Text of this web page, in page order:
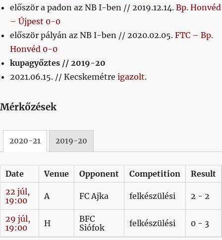
először a padon az NB I-ben // 2019.12.14. Bp. Honvéd
– Újpest 0-0
először pályán az NB I-ben // 2020.02.05. FTC – Bp.
Honvéd 0-0
kupagyőztes // 2019-20
2021.06.15. // Kecskemétre igazolt.
Mérkőzések
2020-21 2019-20
Date Venue Opponent Competition
Result
22 júl,
19:00
A FC Ajka felkészülési 2 - 2
29 júl,
19:00
H
BFC
Siófok
felkészülési 0 - 3